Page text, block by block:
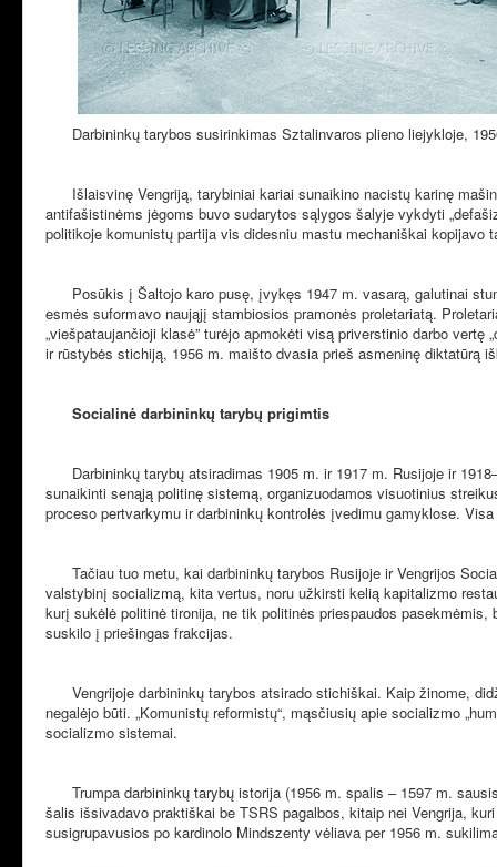
Darbininkų tarybos susirinkimas Sztalinvaros plieno liejykloje,
Išlaisvinę Vengriją, tarybiniai kariai sunaikino nacistų karinę
antifašistinėms jėgoms buvo sudarytos sąlygos šalyje vykdyti
politikoje komunistų partija vis didesniu mastu mechaniškai
Posūkis į Šaltojo karo pusę, įvykęs 1947 m. vasarą, galutinai
esmės suformavo naująjį stambiosios pramonės proletariatą.
„viešpataujančioji klasė” turėjo apmokėti visą priverstinio darbo
ir rūstybės stichiją, 1956 m. maišto dvasia prieš asmeninę diktatūrą
Socialinė darbininkų tarybų prigimtis
Darbininkų tarybų atsiradimas 1905 m. ir 1917 m. Rusijoje ir
sunaikinti senąją politinę sistemą, organizuodamos visuotinius
proceso pertvarkymu ir darbininkų kontrolės įvedimu gamyklose.
Tačiau tuo metu, kai darbininkų tarybos Rusijoje ir Vengrijos
valstybinį socializmą, kita vertus, noru užkirsti kelią kapitalizmo
kurį sukėlė politinė tironija, ne tik politinės priespaudos
suskilo į priešingas frakcijas.
Vengrijoje darbininkų tarybos atsirado stichiškai. Kaip žinome,
negalėjo būti. „Komunistų reformistų“, mąsčiusių apie socializmo
socializmo sistemai.
Trumpa darbininkų tarybų istorija (1956 m. spalis – 1597 m.
šalis išsivadavo praktiškai be TSRS pagalbos, kitaip nei Vengrija,
susigrupavusios po kardinolo Mindszenty vėliava per 1956 m.